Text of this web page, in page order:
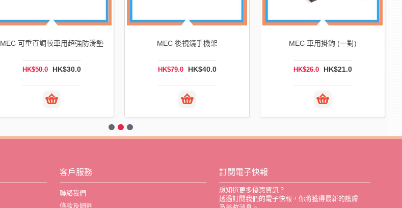
MEC 可垂直調較車用超強防滑墊
HK$50.0 HK$30.0
MEC 後視鏡手機架
HK$79.0 HK$40.0
MEC 車用掛鉤 (一對)
HK$26.0 HK$21.0
客戶服務
聯絡我們
條款及細則
訂閱電子快報
想知道更多優惠資訊？
透過訂閱我們的電子快報，你將獲得最新的護膚